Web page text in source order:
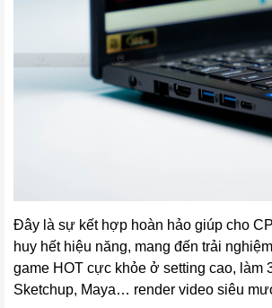
Đây là sự kết hợp hoàn hảo giúp cho
huy hết hiệu năng, mang đến trải
game HOT cực khỏe ở setting cao, làm
Sketchup, Maya… render video siêu